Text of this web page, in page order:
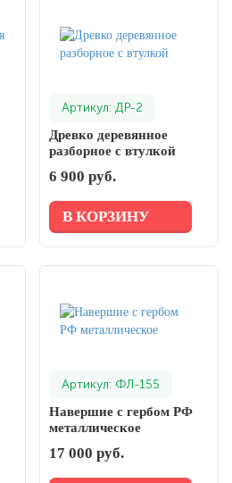
Артикул: ДР-2
Древко деревянное
разборное с втулкой
6 900 руб.
В КОРЗИНУ
Артикул: ФЛ-155
Навершие с гербом РФ
металлическое
17 000 руб.